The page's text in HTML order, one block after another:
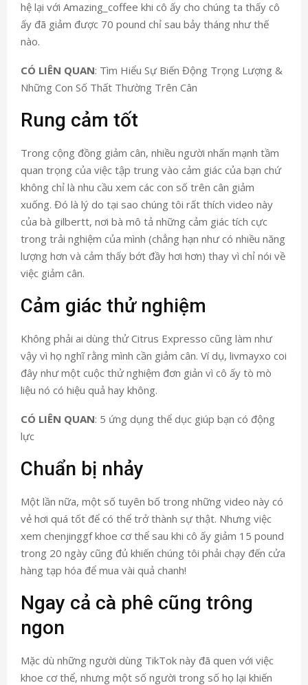
hệ lại với Amazing_coffee khi cô ấy cho chúng ta thấy cô
ấy đã giảm được 70 pound chỉ sau bảy tháng như thế
nào.
CÓ LIÊN QUAN: Tìm Hiểu Sự Biến Động Trọng Lượng &
Những Con Số Thất Thường Trên Cân
Rung cảm tốt
Trong cộng đồng giảm cân, nhiều người nhấn mạnh tầm
quan trọng của việc tập trung vào cảm giác của bạn chứ
không chỉ là nhu cầu xem các con số trên cân giảm
xuống. Đó là lý do tại sao chúng tôi rất thích video này
của bà gilbertt, nơi bà mô tả những cảm giác tích cực
trong trải nghiệm của mình (chẳng hạn như có nhiều năng
lượng hơn và cảm thấy bớt đầy hơi hơn) thay vì chỉ nói về
việc giảm cân.
Cảm giác thử nghiệm
Không phải ai dùng thử Citrus Expresso cũng làm như
vậy vì họ nghĩ rằng mình cần giảm cân. Ví dụ, livmayxo coi
đây như một cuộc thử nghiệm đơn giản vì cô ấy tò mò
liệu nó có hiệu quả hay không.
CÓ LIÊN QUAN: 5 ứng dụng thể dục giúp bạn có động
lực
Chuẩn bị nhảy
Một lần nữa, một số tuyên bố trong những video này có
vẻ hơi quá tốt để có thể trở thành sự thật. Nhưng việc
xem chenjinggf khoe cơ thể sau khi cô ấy giảm 15 pound
trong 20 ngày cũng đủ khiến chúng tôi phải chạy đến cửa
hàng tạp hóa để mua vài quả chanh!
Ngay cả cà phê cũng trông
ngon
Mặc dù những người dùng TikTok này đã quen với việc
khoe cơ thể, nhưng một số người trong số họ lại khiến